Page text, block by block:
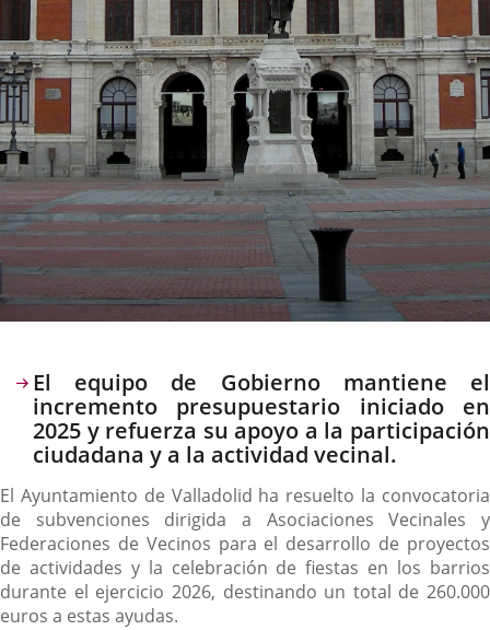
Descripción
El equipo de Gobierno mantiene el
incremento presupuestario iniciado en
2025 y refuerza su apoyo a la participación
ciudadana y a la actividad vecinal.
El Ayuntamiento de Valladolid ha resuelto la convocatoria
de subvenciones dirigida a Asociaciones Vecinales y
Federaciones de Vecinos para el desarrollo de proyectos
de actividades y la celebración de fiestas en los barrios
durante el ejercicio 2026, destinando un total de 260.000
euros a estas ayudas.